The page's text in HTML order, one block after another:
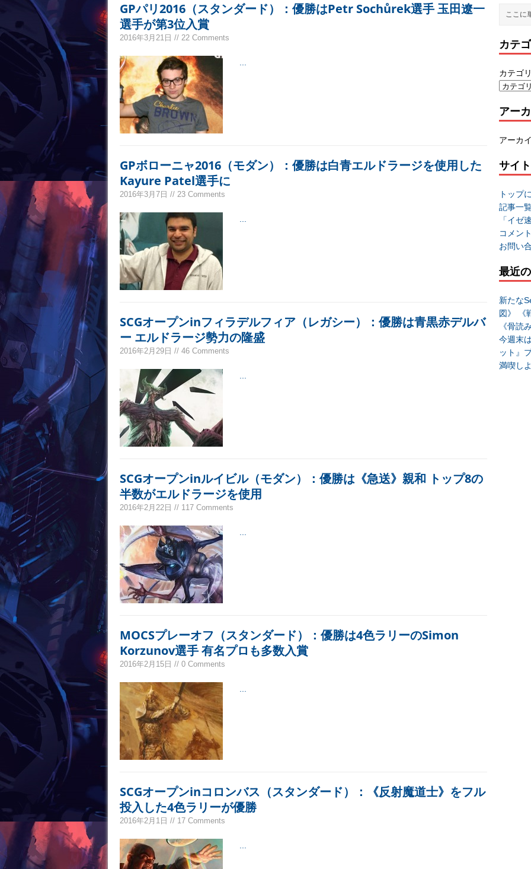
GPパリ2016（スタンダード）：優勝はPetr Sochůrek選手 玉田遼一
選手が第3位入賞
2016年3月21日 // 22 Comments
GPボローニャ2016（モダン）：優勝は白青エルドラージを使用した
Kayure Patel選手に
2016年3月7日 // 23 Comments
SCGオープンinフィラデルフィア（レガシー）：優勝は青黒赤デルバ
ー エルドラージ勢力の隆盛
2016年2月29日 // 46 Comments
SCGオープンinルイビル（モダン）：優勝は《急送》親和 トップ8の
半数がエルドラージを使用
2016年2月22日 // 117 Comments
MOCSプレーオフ（スタンダード）：優勝は4色ラリーのSimon
Korzunov選手 有名プロも多数入賞
2016年2月15日 // 0 Comments
SCGオープンinコロンバス（スタンダード）：《反射魔道士》をフル
投入した4色ラリーが優勝
2016年2月1日 // 17 Comments
カテ
カテゴ
アー
アーカ
サイ
トップ
記事一
「イゼ
コメン
お問い
最近
新たな
図》 《
《骨読
今週末
ット』
満喫し